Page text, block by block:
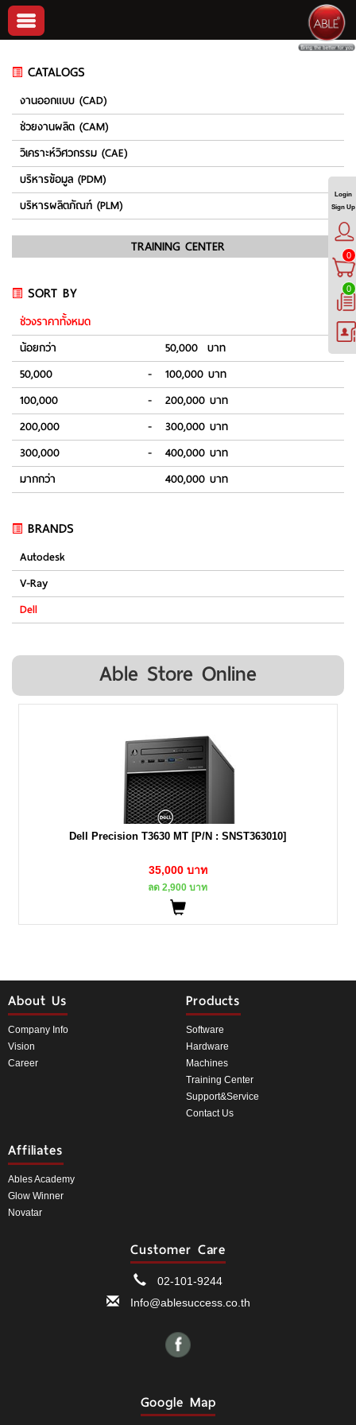
CATALOGS
งานออกแบบ (CAD)
ช่วยงานผลิต (CAM)
วิเคราะห์วิศวกรรม (CAE)
บริหารข้อมูล (PDM)
บริหารผลิตภัณฑ์ (PLM)
TRAINING CENTER
SORT BY
ช่วงราคาทั้งหมด
น้อยกว่า
50,000 บาท
50,000
-
100,000 บาท
100,000
-
200,000 บาท
200,000
-
300,000 บาท
300,000
-
400,000 บาท
มากกว่า
400,000 บาท
BRANDS
Autodesk
V-Ray
Dell
Able Store Online
Dell Precision T3630 MT [P/N : SNST363010]
35,000 บาท
ลด 2,900 บาท
About Us
Company Info
Vision
Career
Products
Software
Hardware
Machines
Training Center
Support&Service
Contact Us
Affiliates
Ables Academy
Glow Winner
Novatar
Customer Care
02-101-9244
Info@ablesuccess.co.th
Google Map
Login
Sign Up
0
0